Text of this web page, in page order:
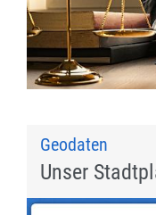
Geodaten
Unser